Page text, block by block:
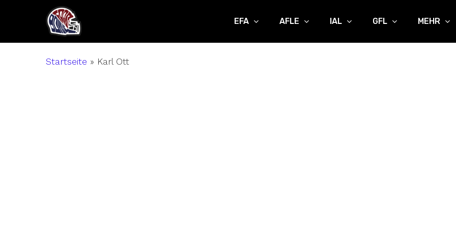
main
EFA AFLE IAL GFL MEHR
Startseite » Karl Ott